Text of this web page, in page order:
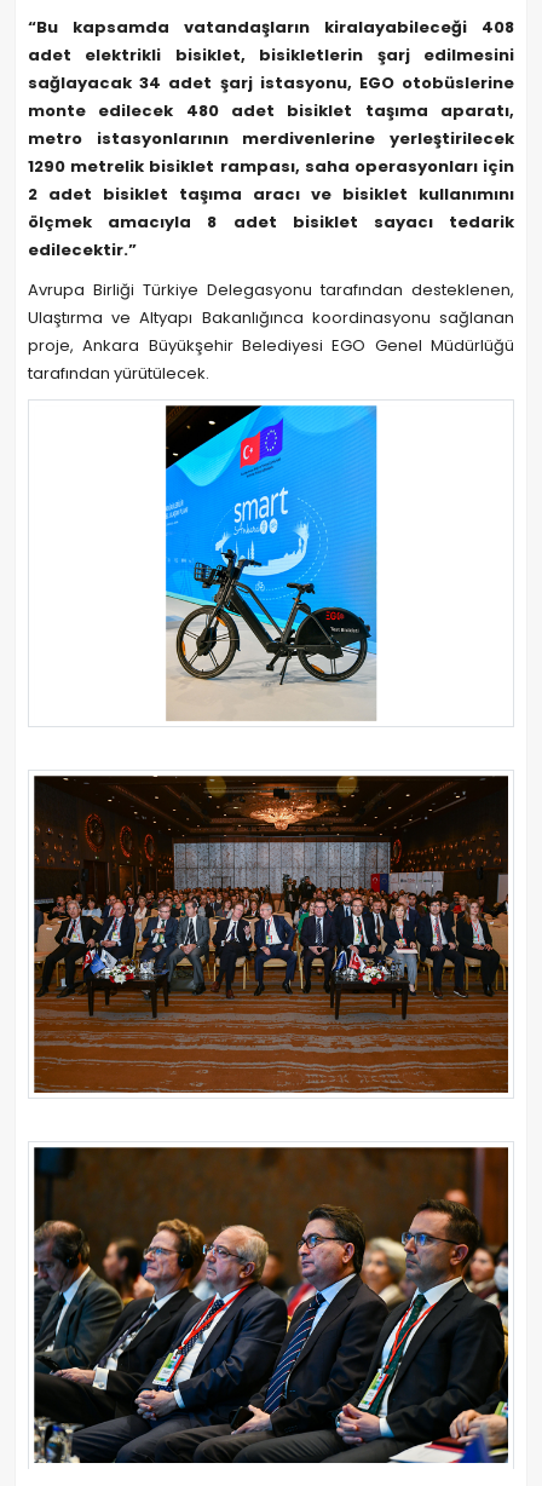
“Bu kapsamda vatandaşların kiralayabileceği 408
adet elektrikli bisiklet, bisikletlerin şarj edilmesini
sağlayacak 34 adet şarj istasyonu, EGO otobüslerine
monte edilecek 480 adet bisiklet taşıma aparatı,
metro istasyonlarının merdivenlerine yerleştirilecek
1290 metrelik bisiklet rampası, saha operasyonları için
2 adet bisiklet taşıma aracı ve bisiklet kullanımını
ölçmek amacıyla 8 adet bisiklet sayacı tedarik
edilecektir.”
Avrupa Birliği Türkiye Delegasyonu tarafından desteklenen,
Ulaştırma ve Altyapı Bakanlığınca koordinasyonu sağlanan
proje, Ankara Büyükşehir Belediyesi EGO Genel Müdürlüğü
tarafından yürütülecek.